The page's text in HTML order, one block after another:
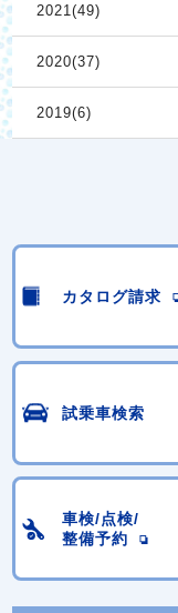
2021(49)
2020(37)
2019(6)
カタログ請求
試乗車検索
車検/点検/
整備予約